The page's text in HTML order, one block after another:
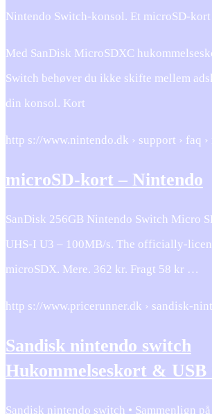
Nintendo Switch-konsol. Et microSD-
Med SanDisk MicroSDXC
Switch behøver du ikke skifte mellem
din konsol. Kort
http s://www.nintendo.dk › support › faq
microSD-kort – Nintendo
SanDisk 256GB Nintendo Switch Micro
UHS-I U3 – 100MB/s. The officially-
microSDX. Mere. 362 kr. Fragt 58 kr …
http s://www.pricerunner.dk › sandisk-
Sandisk nintendo switch
Hukommelseskort & USB
Sandisk nintendo switch • Sammenlign